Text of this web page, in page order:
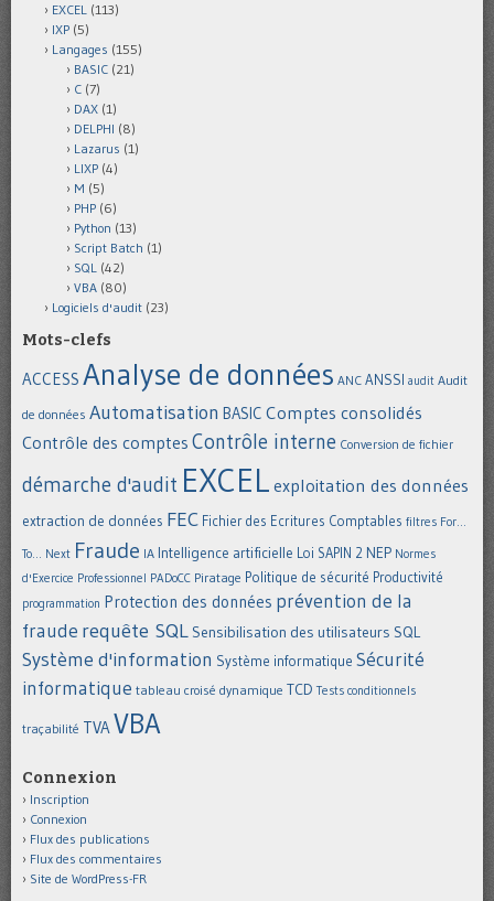
EXCEL (113)
IXP (5)
Langages (155)
BASIC (21)
C (7)
DAX (1)
DELPHI (8)
Lazarus (1)
LIXP (4)
M (5)
PHP (6)
Python (13)
Script Batch (1)
SQL (42)
VBA (80)
Logiciels d'audit (23)
Mots-clefs
ACCESS Analyse de données ANC ANSSI audit Audit
de données Automatisation BASIC Comptes consolidés
Contrôle des comptes Contrôle interne Conversion de fichier
démarche d'audit EXCEL exploitation des données
extraction de données FEC Fichier des Ecritures Comptables filtres For...
To... Next Fraude IA Intelligence artificielle Loi SAPIN 2 NEP Normes
d'Exercice Professionnel PADoCC Piratage Politique de sécurité Productivité
programmation Protection des données prévention de la
fraude requête SQL Sensibilisation des utilisateurs SQL
Système d'information Système informatique Sécurité
informatique tableau croisé dynamique TCD Tests conditionnels
traçabilité TVAVBA
Connexion
Inscription
Connexion
Flux des publications
Flux des commentaires
Site de WordPress-FR